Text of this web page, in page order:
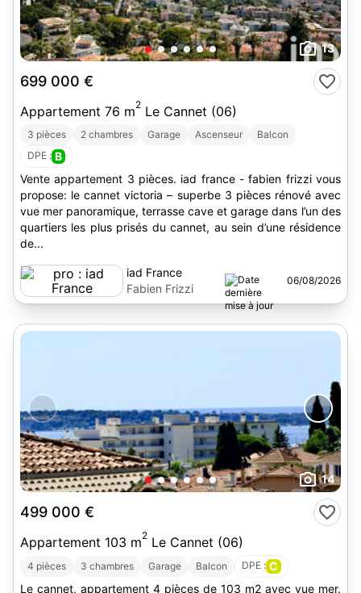
13
699 000 €
Appartement 76 m2 Le Cannet (06)
3 pièces 2 chambres Garage Ascenseur
Balcon
DPE : B
Vente appartement 3 pièces. iad france - fabien frizzi vous
propose: le cannet victoria – superbe 3 pièces rénové avec
vue mer panoramique, terrasse cave et garage dans l’un des
quartiers les plus prisés du cannet, au sein d’une résidence
de...
iad France
Fabien Frizzi
06/08/2026
14
499 000 €
Appartement 103 m2 Le Cannet (06)
4 pièces 3 chambres Garage Balcon DPE : C
Le cannet, appartement 4 pièces de 103 m2 avec vue mer.